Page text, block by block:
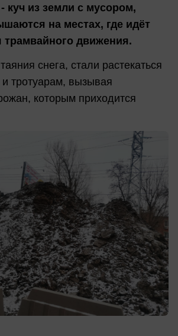
- куч из земли с мусором,
на местах, где идёт
трамвайного движения.
снега, стали растекаться
тротуарам, вызывая
которым приходится